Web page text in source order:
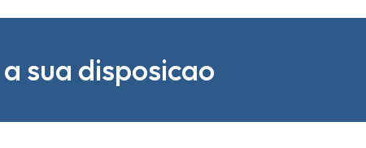
sua disposicao